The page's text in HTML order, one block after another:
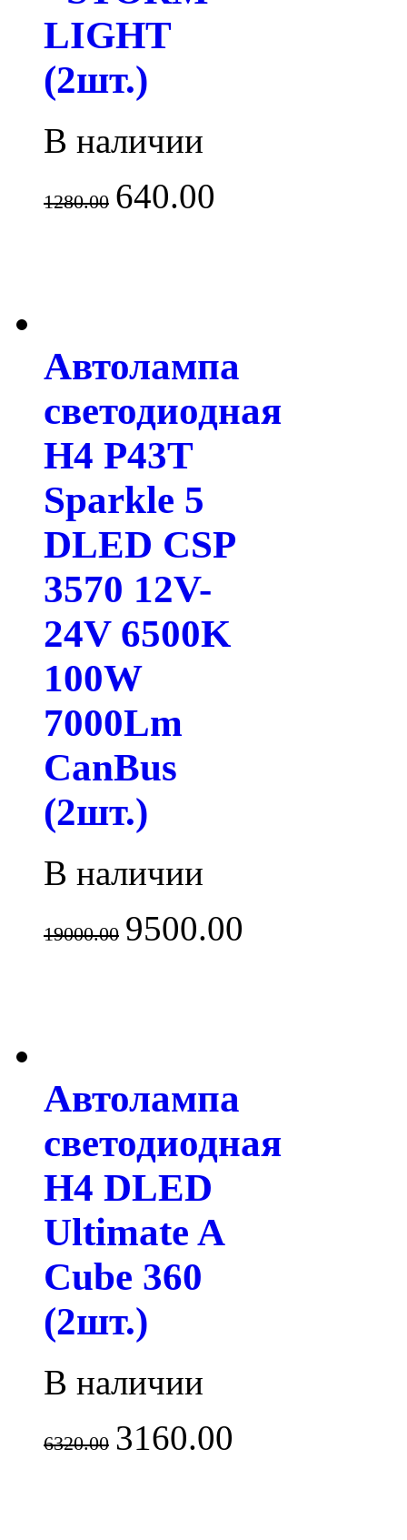
LIGHT
(2шт.)
В наличии
1280.00 640.00
Автолампа
светодиодная
H4 P43T
Sparkle 5
DLED CSP
3570 12V-
24V 6500K
100W
7000Lm
CanBus
(2шт.)
В наличии
19000.00 9500.00
Автолампа
светодиодная
H4 DLED
Ultimate A
Cube 360
(2шт.)
В наличии
6320.00 3160.00